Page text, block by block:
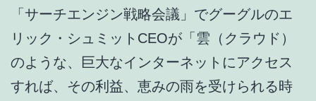
「サーチエンジン戦略会議」でグーグルのエ
リック・シュミットCEOが「雲（クラウド）
のような、巨大なインターネットにアクセス
すれば、その利益、恵みの雨を受けられる時